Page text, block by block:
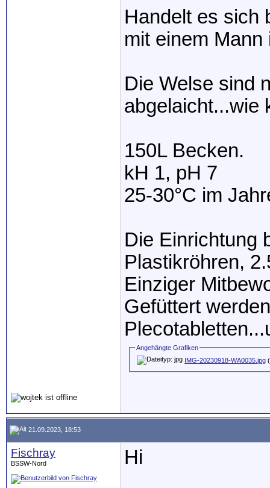
Handelt es sich
mit einem Mann
Die Welse sind
abgelaicht...wie
150L Becken.
kH 1, pH 7
25-30°C im
Die Einrichtung
Plastikröhren,
Einziger
Gefüttert
Angehängte Grafiken
IMG-20230918-WA0035.jpg
21.09.2023, 18:53
Fischray
BSSW-Nord Hi